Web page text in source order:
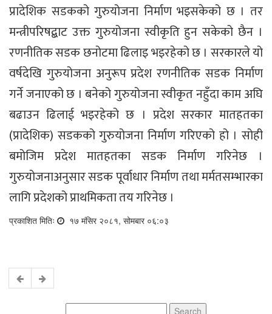
प्रादेशिक सडकको गुरुयोजना निर्माण भइसकेको छ । तर
मन्त्रीपरिषद्बाट उक्त गुरुयोजना स्वीकृति हुन सकेको छैन ।
रणनीतिक सडक छनोटमा ढिलाइ भइरहेको छ । सरकारले यो
वर्षदेखि गुरुयोजना अनुरूप प्रदेश रणनीतिक सडक निर्माण
गर्ने जनाएको छ । बनेको गुरुयोजना स्वीकृत नहुँदा काम अघि
बढाउन ढिलाई भइरहेको छ । प्रदेश सरकार मातहतका
(प्रादेशिक) सडकको गुरुयोजना निर्माण गरिएको हो । सोही
बमोजिम प्रदेश मातहतका सडक निर्माण गरिनेछ ।
गुरुयोजनाअनुसार सडक पूर्वाधार निर्माण तथा मर्मतसम्भारका
लागि प्रदेशको प्राथमिकता तय गरिनेछ ।
प्रकाशित मितिः १७ मंसिर २०८१, सोमबार ०६:०३